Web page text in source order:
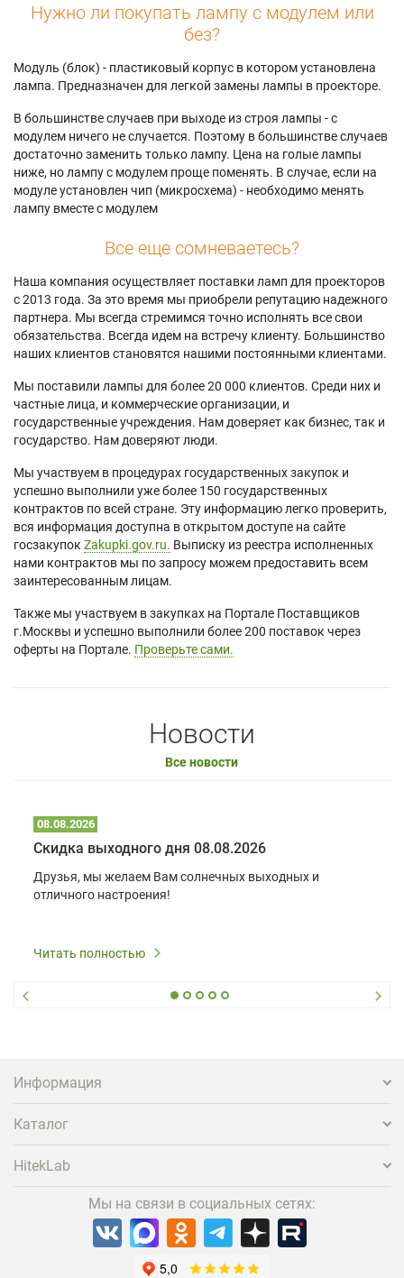
Нужно ли покупать лампу с модулем или
без?
Модуль (блок) - пластиковый корпус в котором установлена
лампа. Предназначен для легкой замены лампы в проекторе.
В большинстве случаев при выходе из строя лампы - с
модулем ничего не случается. Поэтому в большинстве случаев
достаточно заменить только лампу. Цена на голые лампы
ниже, но лампу с модулем проще поменять. В случае, если на
модуле установлен чип (микросхема) - необходимо менять
лампу вместе с модулем
Все еще сомневаетесь?
Наша компания осуществляет поставки ламп для проекторов
с 2013 года. За это время мы приобрели репутацию надежного
партнера. Мы всегда стремимся точно исполнять все свои
обязательства. Всегда идем на встречу клиенту. Большинство
наших клиентов становятся нашими постоянными клиентами.
Мы поставили лампы для более 20 000 клиентов. Среди них и
частные лица, и коммерческие организации, и
государственные учреждения. Нам доверяет как бизнес, так и
государство. Нам доверяют люди.
Мы участвуем в процедурах государственных закупок и
успешно выполнили уже более 150 государственных
контрактов по всей стране. Эту информацию легко проверить,
вся информация доступна в открытом доступе на сайте
госзакупок Zakupki.gov.ru. Выписку из реестра исполненных
нами контрактов мы по запросу можем предоставить всем
заинтересованным лицам.
Также мы участвуем в закупках на Портале Поставщиков
г.Москвы и успешно выполнили более 200 поставок через
оферты на Портале. Проверьте сами.
Новости
Все новости
08.08.2026
Скидка выходного дня 08.08.2026
Друзья, мы желаем Вам солнечных выходных и
отличного настроения!
Читать полностью
Информация
Каталог
HitekLab
Мы на связи в социальных сетях: